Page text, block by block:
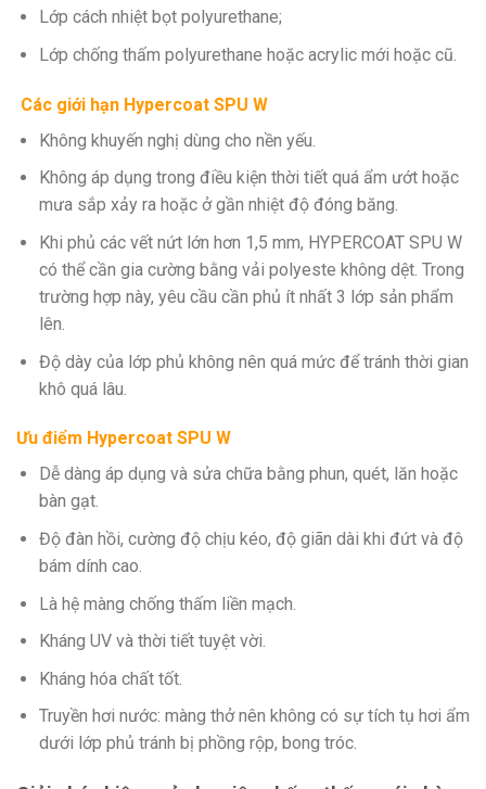
Lớp cách nhiệt bọt polyurethane;
Lớp chống thấm polyurethane hoặc acrylic mới hoặc cũ.
Các giới hạn Hypercoat SPU W
Không khuyến nghị dùng cho nền yếu.
Không áp dụng trong điều kiện thời tiết quá ẩm ướt hoặc
mưa sắp xảy ra hoặc ở gần nhiệt độ đóng băng.
Khi phủ các vết nứt lớn hơn 1,5 mm, HYPERCOAT SPU W
có thể cần gia cường bằng vải polyeste không dệt. Trong
trường hợp này, yêu cầu cần phủ ít nhất 3 lớp sản phẩm
lên.
Độ dày của lớp phủ không nên quá mức để tránh thời gian
khô quá lâu.
Ưu điểm Hypercoat SPU W
Dễ dàng áp dụng và sửa chữa bằng phun, quét, lăn hoặc
bàn gạt.
Độ đàn hồi, cường độ chịu kéo, độ giãn dài khi đứt và độ
bám dính cao.
Là hệ màng chống thấm liền mạch.
Kháng UV và thời tiết tuyệt vời.
Kháng hóa chất tốt.
Truyền hơi nước: màng thở nên không có sự tích tụ hơi ẩm
dưới lớp phủ tránh bị phồng rộp, bong tróc.